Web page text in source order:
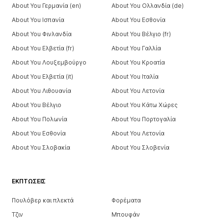
ΕΚΠΤΏΣΕΙΣ
Πουλόβερ και πλεκτά
Φορέματα
Τζιν
Μπουφάν
About You Γερμανία (en)
About You Ολλανδία (de)
About You Ισπανία
About You Εσθονία
About You Φινλανδία
About You Βέλγιο (fr)
About You Ελβετία (fr)
About You Γαλλία
About You Λουξεμβούργο
About You Κροατία
About You Ελβετία (it)
About You Ιταλία
About You Λιθουανία
About You Λετονία
About You Βέλγιο
About You Κάτω Χώρες
About You Πολωνία
About You Πορτογαλία
About You Εσθονία
About You Λετονία
About You Σλοβακία
About You Σλοβενία